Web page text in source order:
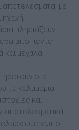
αποτελέσματα, με
πλησιάζουν
από πέντε
και μεγάλα
στο
τα καλαμάρια
και
αποτελεσματικά.
δολώσουμε νωπό